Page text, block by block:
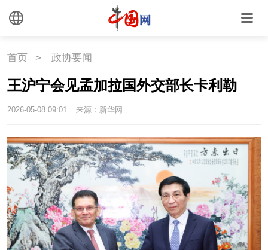
首页 > 政协要闻
王沪宁会见孟加拉国外交部长卡利勒
2026-05-08 09:01 来源：新华网